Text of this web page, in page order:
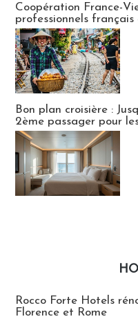
Coopération France-
professionnels
Bon plan croisière :
2ème passager pour
Rocco Forte Hotels
Florence et Rome